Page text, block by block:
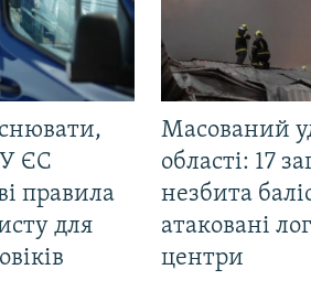
ЄС
правила
для
Масований
області: 17
незбита
атаковані
центри